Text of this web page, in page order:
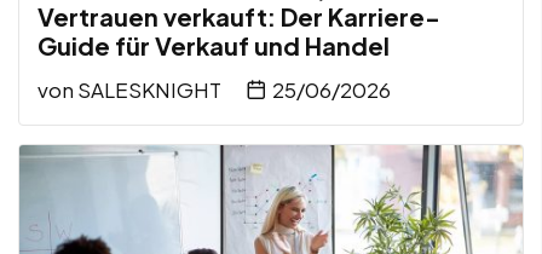
Vertrauen verkauft: Der Karriere-
Guide für Verkauf und Handel
von SALESKNIGHT 25/06/2026